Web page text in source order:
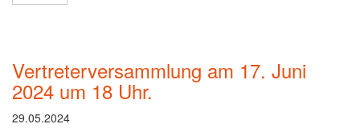
Vertreterversammlung am 17. Juni
2024 um 18 Uhr.
29.05.2024